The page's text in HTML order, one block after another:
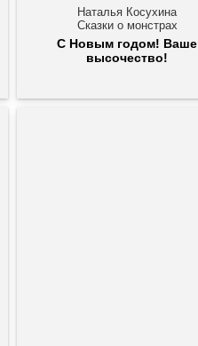
Наталья Косухина
Сказки о монстрах
С Новым годом! Ваше
высочество!